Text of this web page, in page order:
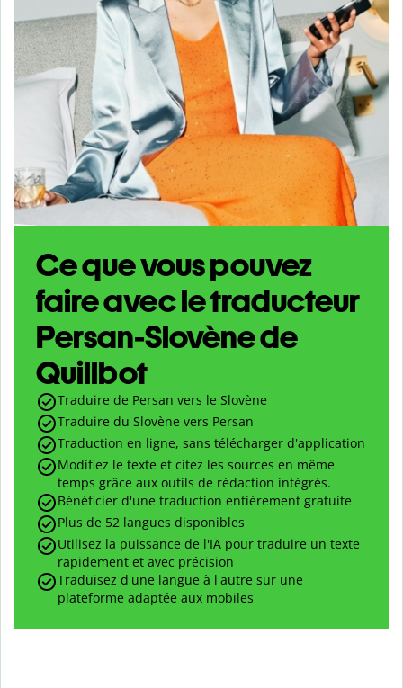
Ce que vous pouvez
faire avec le traducteur
Persan-Slovène de
Quillbot
Traduire de Persan vers le Slovène
Traduire du Slovène vers Persan
Traduction en ligne, sans télécharger d'application
Modifiez le texte et citez les sources en même
temps grâce aux outils de rédaction intégrés.
Bénéficier d'une traduction entièrement gratuite
Plus de 52 langues disponibles
Utilisez la puissance de l'IA pour traduire un texte
rapidement et avec précision
Traduisez d'une langue à l'autre sur une
plateforme adaptée aux mobiles